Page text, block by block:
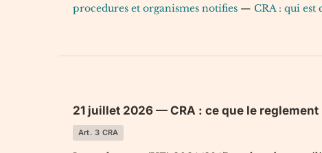
procedures et organismes notifies — CRA : qui est
21 juillet 2026 — CRA : ce que le
Art. 3 CRA